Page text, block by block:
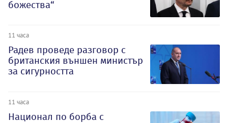
божества“
11 часа
Радев проведе разговор с
британския външен министър
за сигурността
11 часа
Национал по борба с